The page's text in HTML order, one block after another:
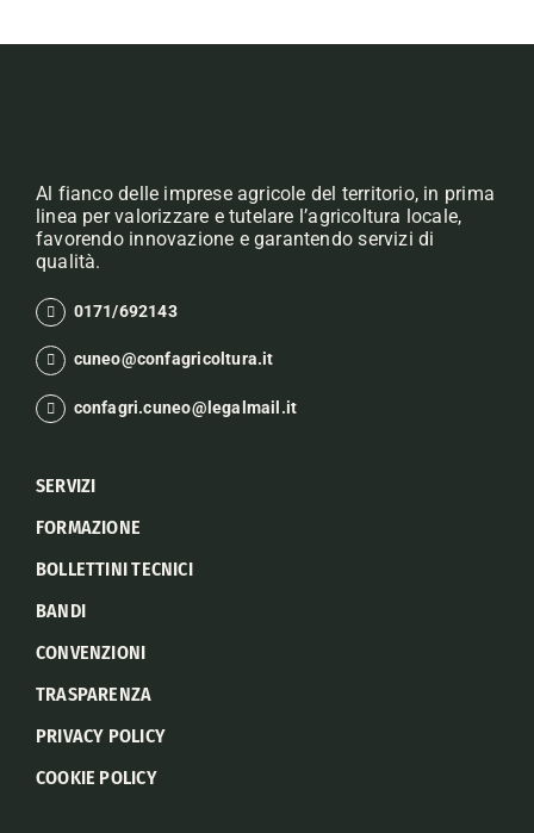
Al fianco delle imprese agricole del territorio, in prima
linea per valorizzare e tutelare l’agricoltura locale,
favorendo innovazione e garantendo servizi di
qualità.
0171/692143
cuneo@confagricoltura.it
confagri.cuneo@legalmail.it
SERVIZI
FORMAZIONE
BOLLETTINI TECNICI
BANDI
CONVENZIONI
TRASPARENZA
PRIVACY POLICY
COOKIE POLICY